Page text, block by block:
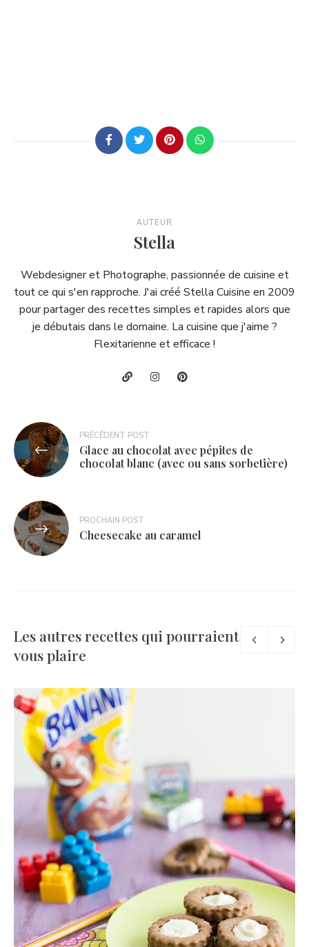
AUTEUR
Stella
Webdesigner et Photographe, passionnée de cuisine et
tout ce qui s'en rapproche. J'ai créé Stella Cuisine en 2009
pour partager des recettes simples et rapides alors que
je débutais dans le domaine. La cuisine que j'aime ?
Flexitarienne et efficace !
Navigation
de
l’article
PRÉCÉDENT POST
Glace au chocolat avec pépites de
chocolat blanc (avec ou sans sorbetière)
PROCHAIN POST
Cheesecake au caramel
Les autres recettes qui pourraient
vous plaire